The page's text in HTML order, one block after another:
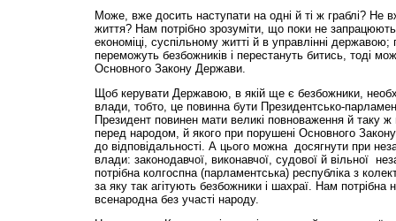
Може, вже досить наступати на одні й ті ж граблі? Не
життя? Нам потрібно зрозуміти, що поки не
економіці, суспільному житті й в управлінні державою;
переможуть безбожників і перестануть битись, тоді
Основного Закону Держави.
Щоб керувати Державою, в якій ще є безбожники,
влади, тобто, це повинна бути Президентсько-
Президент повинен мати великі повноваження й таку ж
перед народом, й якого при порушені Основного
до відповідальності. А цього можна досягнути при
влади: законодавчої, виконавчої, судової й вільної
потрібна колгоспна (парламентська) республіка з
за яку так агітують безбожники і шахраї. Нам потрібна
всенародна без участі народу.